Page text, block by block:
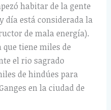
habitar de la gente
día está considerada la
de mala energía).
tiene miles de
el rio sagrado
de hindúes para
en la ciudad de